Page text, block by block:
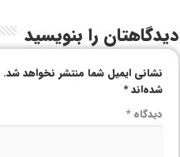
دیدگاهتان را بنویسید
نشانی ایمیل شما منتشر نخواهد شد.
شده‌اند*
دیدگاه*